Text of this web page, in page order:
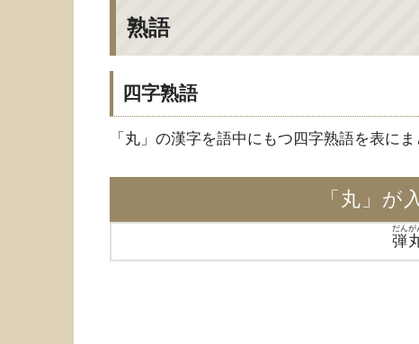
熟語
四字熟語
「丸」の漢字を語中にもつ四字熟語を表にま
「丸」が
弾
だんが